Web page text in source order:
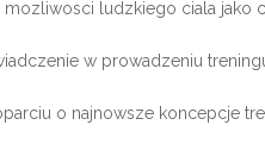
ludzkiego ciala jako
w prowadzeniu
o najnowsze koncepcje